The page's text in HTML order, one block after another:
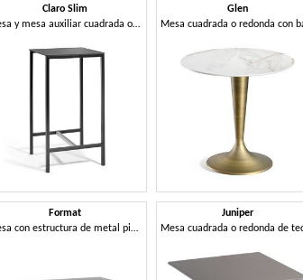
Claro Slim
Mesa y mesa auxiliar cuadrada o rectangular con estructura de metal
Format
Mesa con estructura de metal pintado y tablero en Compactop
Glen
Juniper